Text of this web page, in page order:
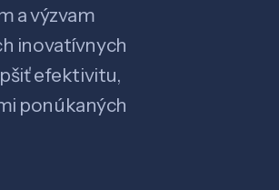
a výzvam
inovatívnych
efektivitu,
ponúkaných